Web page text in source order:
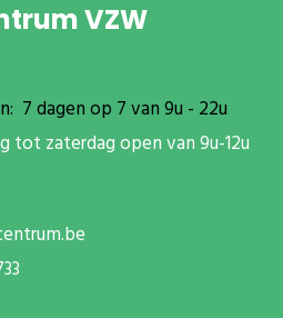
VZW
7 dagen op 7 van 9u - 22u
tot zaterdag open van 9u-12u